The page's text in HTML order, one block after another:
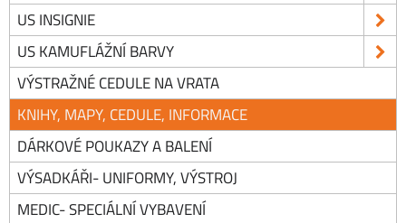
US INSIGNIE
US KAMUFLÁŽNÍ BARVY
VÝSTRAŽNÉ CEDULE NA VRATA
KNIHY, MAPY, CEDULE, INFORMACE
DÁRKOVÉ POUKAZY A BALENÍ
VÝSADKÁŘI- UNIFORMY, VÝSTROJ
MEDIC- SPECIÁLNÍ VYBAVENÍ